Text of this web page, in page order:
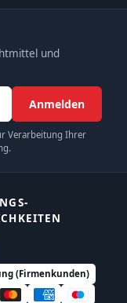
und
Anmelden
Verarbeitung Ihrer
(Firmenkunden)